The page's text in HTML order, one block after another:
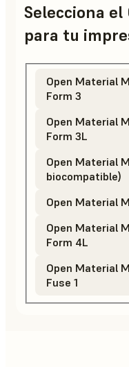
Selecciona
para tu
Open Material
Form 3
Open Material
Form 3L
Open Material
biocompatible)
Open Material
Open Material
Form 4L
Open Material
Fuse 1